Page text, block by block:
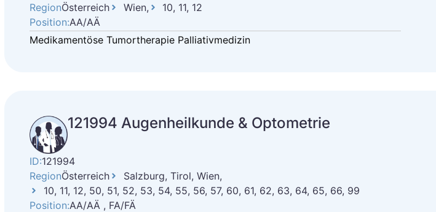
RegionÖsterreich Wien,
10, 11, 12
Position:AA/AÄ
Medikamentöse Tumortherapie Palliativmedizin
121994 Augenheilkunde & Optometrie
ID:121994
RegionÖsterreich
Salzburg, Tirol, Wien,
10, 11, 12, 50, 51, 52, 53, 54, 55, 56, 57, 60, 61, 62, 63, 64, 65, 66, 99
Position:AA/AÄ , FA/FÄ